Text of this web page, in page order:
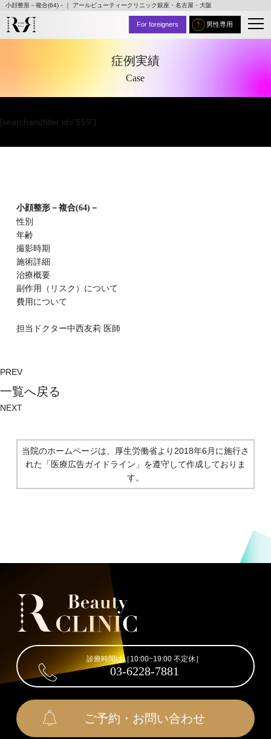
小顔整形－複合(64)－｜ アールビューティークリニック銀座・名古屋・大阪
男性専用
For foreigners
症例実績
Case
[searchandfilter id="559"]
小顔整形－複合(64)－
性別
年齢
撮影時期
施術詳細
治療概要
副作⽤（リスク）について
費⽤について
担当ドクター中西友莉 医師
PREV
⼀覧へ戻る
NEXT
当院のホームページは、厚生労働省より2018年6月に施行さ
れた 「医療広告ガイドライン」を遵守して作成しておりま
す。
診療時間は［10:00~19:00 不定休］
03-6228-7881
ご予約・お問い合わせ